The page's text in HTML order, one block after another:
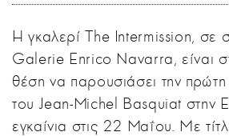
Η γκαλερί The Intermission, σε
Galerie Enrico Navarra, είναι
θέση να παρουσιάσει την
του Jean-Michel Basquiat στην
εγκαίνια στις 22 Μαΐου. Με